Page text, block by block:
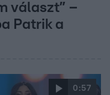
választ” –
Patrik a
0:57